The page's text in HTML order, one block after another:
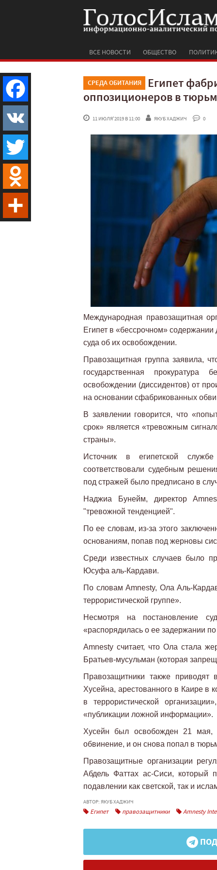
ВСЕ НОВОСТИ ОБЩЕСТВО
СРЕДА ОБИТАНИЯ
Египет
оппозиционеров в
11 ИЮЛЯ'2019 В 11:00 ЯКУБ ХАДЖИЧ 0
Международная правозащитная
Египет в «бессрочном»
суда об их освобождении.
Правозащитная группа заявила,
государственная
освобождении (диссидентов) от
на основании сфабрикованных
В заявлении говорится, что
срок» является «тревожным
страны».
Источник в египетской
соответствовали судебным
под стражей было предписано в
Наджиа Бунейм, директор
"тревожной тенденцией".
По ее словам, из-за этого
основаниям, попав под жерновы
Среди известных случаев было
Юсуфа аль-Кардави.
По словам Amnesty, Ола Аль-
террористической группе».
Несмотря на постановление
«распорядилась о ее задержании
Amnesty считает, что Ола стала
Братьев-мусульман (которая
Правозащитники также
Хусейна, арестованного в Каире в
в террористической
«публикации ложной информации».
Хусейн был освобожден 21 мая,
обвинение, и он снова попал в
Правозащитные организации
Абдель Фаттах ас-Сиси, который
подавлении как светской, так и
АВТОР: ЯКУБ ХАДЖИЧ
Египет правозащитники Amnesty
Facebook
VK
Twitter
Odnoklassniki